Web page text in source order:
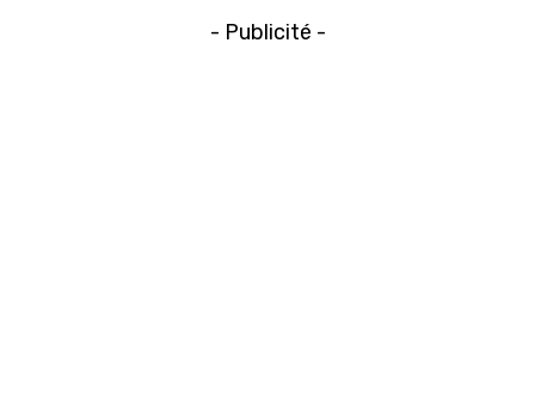
- Publicité -